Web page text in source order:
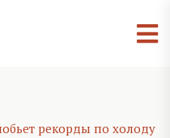
рекорды по холоду